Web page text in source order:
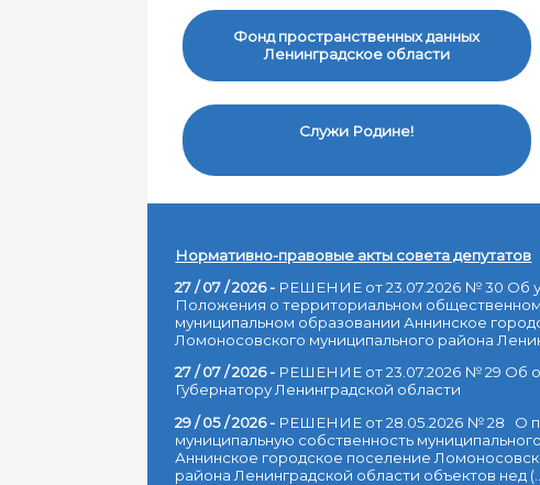
Фонд пространственных данных
Ленинградское области
Служи Родине!
Нормативно-правовые акты совета депутатов
27 / 07 / 2026 - РЕШЕНИЕ от 23.07.2026 № 30 Об
Положения о территориальном
муниципальном образовании Аннинское
Ломоносовского муниципального района
27 / 07 / 2026 - РЕШЕНИЕ от 23.07.2026 № 29 Об
Губернатору Ленинградской области
29 / 05 / 2026 - РЕШЕНИЕ от 28.05.2026 № 28 О
муниципальную собственность
Аннинское городское поселение
района Ленинградской области объектов нед